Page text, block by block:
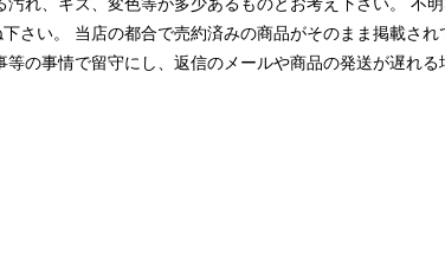
い。 当店の都合で売約済みの商品がそのまま掲載され
の事情で留守にし、返信のメールや商品の発送が遅れる